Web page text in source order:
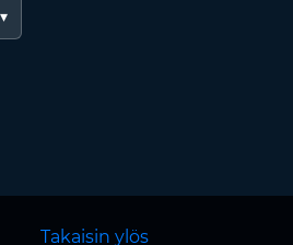
Takaisin ylös